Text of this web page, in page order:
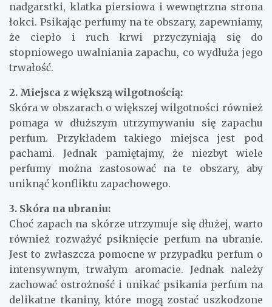
nadgarstki, klatka piersiowa i wewnętrzna strona
łokci. Psikając perfumy na te obszary, zapewniamy,
że ciepło i ruch krwi przyczyniają się do
stopniowego uwalniania zapachu, co wydłuża jego
trwałość.
2. Miejsca z większą wilgotnością:
Skóra w obszarach o większej wilgotności również
pomaga w dłuższym utrzymywaniu się zapachu
perfum. Przykładem takiego miejsca jest pod
pachami. Jednak pamiętajmy, że niezbyt wiele
perfumy można zastosować na te obszary, aby
uniknąć konfliktu zapachowego.
3. Skóra na ubraniu:
Choć zapach na skórze utrzymuje się dłużej, warto
również rozważyć psiknięcie perfum na ubranie.
Jest to zwłaszcza pomocne w przypadku perfum o
intensywnym, trwałym aromacie. Jednak należy
zachować ostrożność i unikać psikania perfum na
delikatne tkaniny, które mogą zostać uszkodzone